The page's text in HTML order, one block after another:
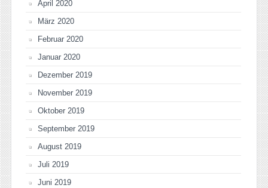
April 2020
März 2020
Februar 2020
Januar 2020
Dezember 2019
November 2019
Oktober 2019
September 2019
August 2019
Juli 2019
Juni 2019